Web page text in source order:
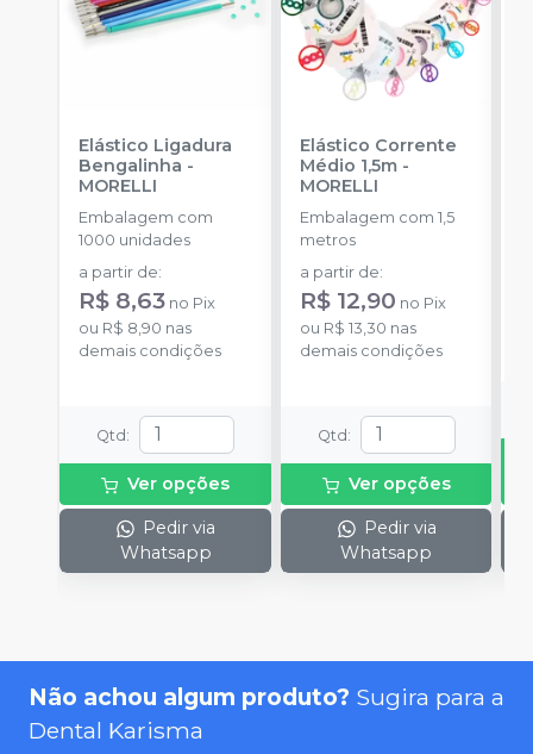
Elástico Ligadura
Bengalinha -
MORELLI
Embalagem com
1000 unidades
a partir de:
R$ 8,63 no Pix
ou R$ 8,90 nas
demais condições
Qtd :
Ver opções
Pedir via
Whatsapp
Elástico Corrente
Médio 1,5m-
MORELLI
Embalagem com 1,5
metros
a partir de:
R$ 12,90 no Pix
ou R$ 13,30 nas
demais condições
Qtd :
Ver opções
Pedir via
Whatsapp
Não achou algum produto? Sugira para a
Dental Karisma